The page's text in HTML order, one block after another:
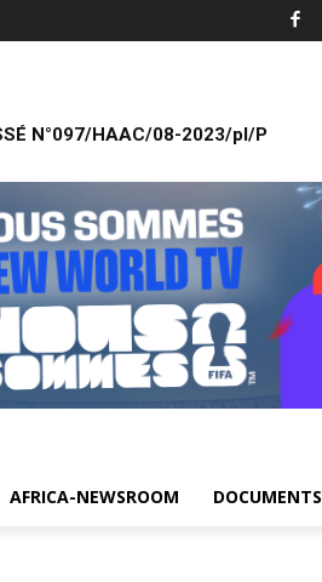
N°097/HAAC/08-2023/pl/P
AFRICA-NEWSROOM DOCUMENTS